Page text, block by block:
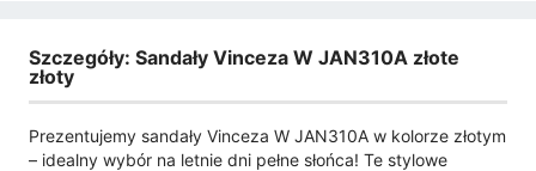
Szczegóły: Sandały Vinceza W JAN310A złote
złoty
Prezentujemy sandały Vinceza W JAN310A w kolorze złotym
– idealny wybór na letnie dni pełne słońca! Te stylowe